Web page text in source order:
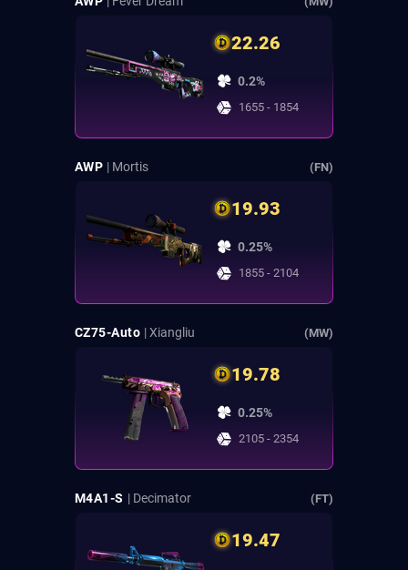
22.26
0.2%
1655 - 1854
AWP | Mortis (FN)
19.93
0.25%
1855 - 2104
CZ75-Auto | Xiangliu (MW)
19.78
0.25%
2105 - 2354
M4A1-S | Decimator (FT)
19.47